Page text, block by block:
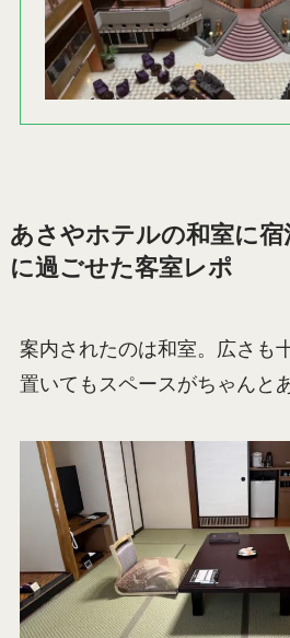
あさやホテルの和室に
に過ごせた客室レポ
案内されたのは和室。広さも
置いてもスペースがちゃんと